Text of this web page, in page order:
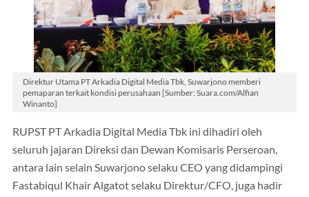
Direktur Utama PT Arkadia Digital Media Tbk, Suwarjono memberi
pemaparan terkait kondisi perusahaan [Sumber: Suara.com/Alfian
Winanto]
RUPST PT Arkadia Digital Media Tbk ini dihadiri oleh
seluruh jajaran Direksi dan Dewan Komisaris Perseroan,
antara lain selain Suwarjono selaku CEO yang didampingi
Fastabiqul Khair Algatot selaku Direktur/CFO, juga hadir